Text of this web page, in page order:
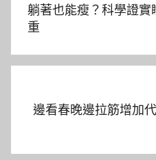
覽
躺著也能瘦？科學證
重
邊看春晚邊拉筋增加